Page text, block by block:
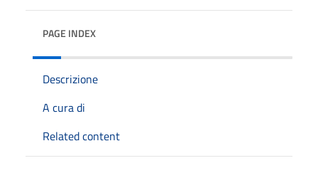
PAGE INDEX
Descrizione
A cura di
Related content